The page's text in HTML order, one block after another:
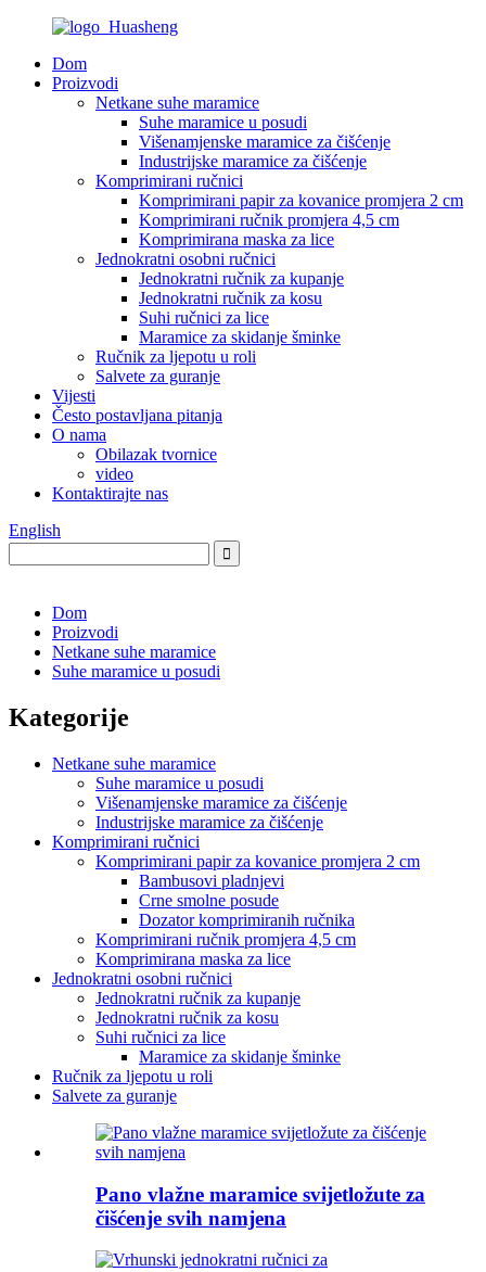
Dom
Proizvodi
Netkane suhe maramice
Suhe maramice u posudi
Višenamjenske maramice za čišćenje
Industrijske maramice za čišćenje
Komprimirani ručnici
Komprimirani papir za kovanice promjera 2 cm
Komprimirani ručnik promjera 4,5 cm
Komprimirana maska ​​za lice
Jednokratni osobni ručnici
Jednokratni ručnik za kupanje
Jednokratni ručnik za kosu
Suhi ručnici za lice
Maramice za skidanje šminke
Ručnik za ljepotu u roli
Salvete za guranje
Vijesti
Često postavljana pitanja
O nama
Obilazak tvornice
video
Kontaktirajte nas
English
Dom
Proizvodi
Netkane suhe maramice
Suhe maramice u posudi
Kategorije
Netkane suhe maramice
Suhe maramice u posudi
Višenamjenske maramice za čišćenje
Industrijske maramice za čišćenje
Komprimirani ručnici
Komprimirani papir za kovanice promjera 2 cm
Bambusovi pladnjevi
Crne smolne posude
Dozator komprimiranih ručnika
Komprimirani ručnik promjera 4,5 cm
Komprimirana maska ​​za lice
Jednokratni osobni ručnici
Jednokratni ručnik za kupanje
Jednokratni ručnik za kosu
Suhi ručnici za lice
Maramice za skidanje šminke
Ručnik za ljepotu u roli
Salvete za guranje
Pano vlažne maramice svijetložute za
čišćenje svih namjena